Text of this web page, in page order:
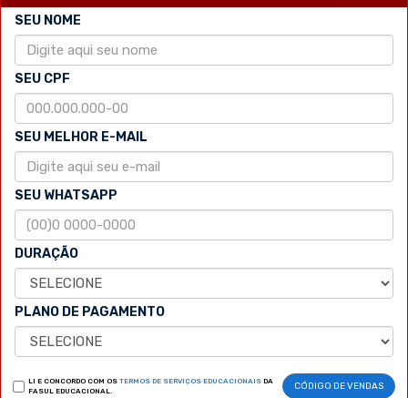
SEU NOME
SEU CPF
SEU MELHOR E-MAIL
SEU WHATSAPP
DURAÇÃO
PLANO DE PAGAMENTO
LI E CONCORDO COM OS TERMOS DE SERVIÇOS EDUCACIONAIS DA
FASUL EDUCACIONAL.
CÓDIGO DE VENDAS